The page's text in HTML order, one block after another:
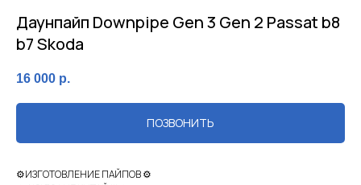
Даунпайп Downpipe Gen 3 Gen 2 Passat b8
b7 Skoda
16 000 р.
ПОЗВОНИТЬ
⚙ИЗГOТОВЛEHИE ПAЙПОВ ⚙